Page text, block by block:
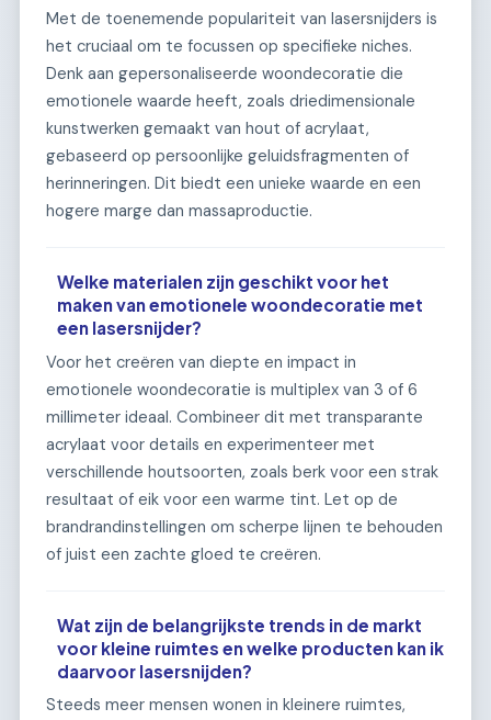
Met de toenemende populariteit van lasersnijders is
het cruciaal om te focussen op specifieke niches.
Denk aan gepersonaliseerde woondecoratie die
emotionele waarde heeft, zoals driedimensionale
kunstwerken gemaakt van hout of acrylaat,
gebaseerd op persoonlijke geluidsfragmenten of
herinneringen. Dit biedt een unieke waarde en een
hogere marge dan massaproductie.
Welke materialen zijn geschikt voor het
maken van emotionele woondecoratie met
een lasersnijder?
Voor het creëren van diepte en impact in
emotionele woondecoratie is multiplex van 3 of 6
millimeter ideaal. Combineer dit met transparante
acrylaat voor details en experimenteer met
verschillende houtsoorten, zoals berk voor een strak
resultaat of eik voor een warme tint. Let op de
brandrandinstellingen om scherpe lijnen te behouden
of juist een zachte gloed te creëren.
Wat zijn de belangrijkste trends in de markt
voor kleine ruimtes en welke producten kan ik
daarvoor lasersnijden?
Steeds meer mensen wonen in kleinere ruimtes,